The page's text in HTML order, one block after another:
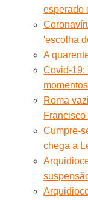
esperado
'escolha
A
Covid-19:
Roma
Cumpre-
chega a